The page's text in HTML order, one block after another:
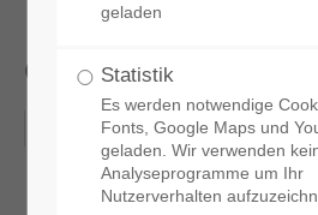
clean up
07-10-2025
geladen
Statistik
Es werden notwendige
Fonts, Google Maps und
geladen. Wir verwenden
Analyseprogramme um Ihr
Nutzerverhalten